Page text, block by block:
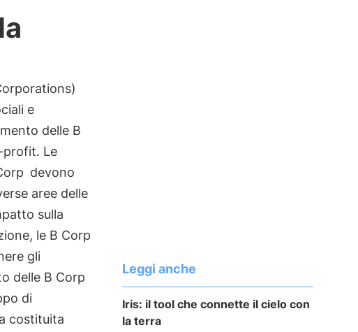
e
delle B
profit. Le
devono
aree delle
sulla
le B Corp
gli
delle B Corp
di
costituita
Leggi anche
Iris: il tool che connette il cielo con
la terra